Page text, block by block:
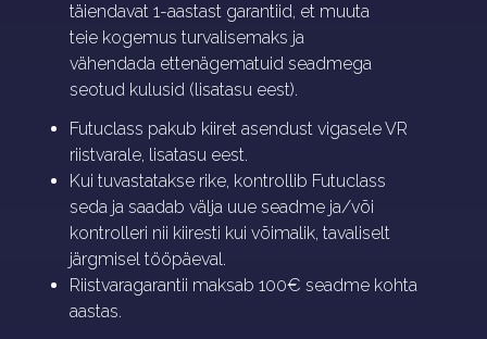
täiendavat 1-aastast garantiid, et muuta
teie kogemus turvalisemaks ja
vähendada ettenägematuid seadmega
seotud kulusid (lisatasu eest).
Futuclass pakub kiiret asendust vigasele VR
riistvarale, lisatasu eest.
Kui tuvastatakse rike, kontrollib Futuclass
seda ja saadab välja uue seadme ja/või
kontrolleri nii kiiresti kui võimalik, tavaliselt
järgmisel tööpäeval.
Riistvaragarantii maksab 100€ seadme kohta
aastas.